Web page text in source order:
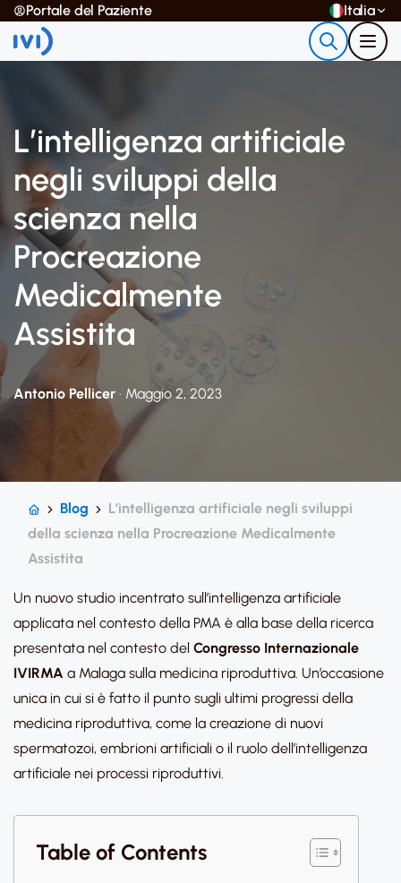
Portale del Paziente Italia
L’intelligenza artificiale
negli sviluppi della
scienza nella
Procreazione
Medicalmente
Assistita
Antonio Pellicer · Maggio 2, 2023
Blog
L’intelligenza artificiale negli sviluppi
della scienza nella Procreazione Medicalmente
Assistita
Un nuovo studio incentrato sull’intelligenza artificiale
applicata nel contesto della PMA è alla base della ricerca
presentata nel contesto del Congresso Internazionale
IVIRMA a Malaga sulla medicina riproduttiva. Un’occasione
unica in cui si è fatto il punto sugli ultimi progressi della
medicina riproduttiva, come la creazione di nuovi
spermatozoi, embrioni artificiali o il ruolo dell’intelligenza
artificiale nei processi riproduttivi.
Table of Contents